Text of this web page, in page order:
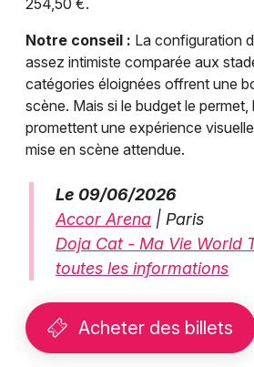
254,50 €.
Notre conseil : La configuration
assez intimiste comparée aux
catégories éloignées offrent une
scène. Mais si le budget le permet,
promettent une expérience
mise en scène attendue.
Le 09/06/2026
Accor Arena | Paris
Doja Cat - Ma Vie World
toutes les informations
Acheter des billets